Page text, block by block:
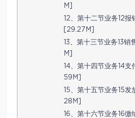
M]
12、第十二节业务12
[29.27M]
13、第十三节业务13
M]
14、第十四节业务14支
59M]
15、第十五节业务15发
28M]
16、第十六节业务16